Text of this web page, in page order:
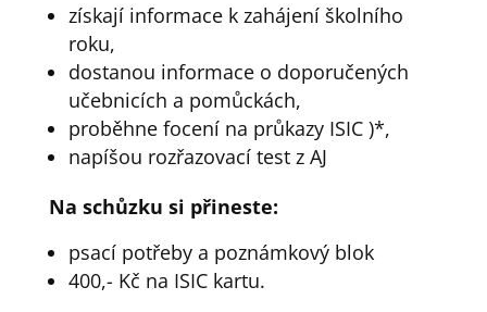
získají informace k zahájení školního
roku,
dostanou informace o doporučených
učebnicích a pomůckách,
proběhne focení na průkazy ISIC )*,
napíšou rozřazovací test z AJ
Na schůzku si přineste:
psací potřeby a poznámkový blok
400,- Kč na ISIC kartu.